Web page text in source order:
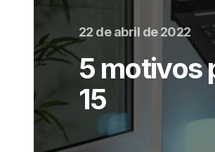
22 de abril de 2022
5 motivos
15